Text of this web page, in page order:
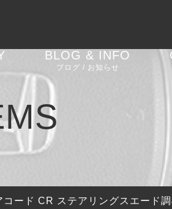
G42
BLOG & INFO
ブログ / お知らせ
お知らせ
ブログ
ード CR ステアリングスエード